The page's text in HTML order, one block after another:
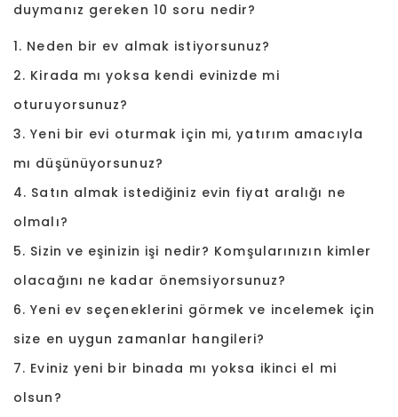
duymanız gereken 10 soru nedir?
1. Neden bir ev almak istiyorsunuz?
2. Kirada mı yoksa kendi evinizde mi
oturuyorsunuz?
3. Yeni bir evi oturmak için mi, yatırım amacıyla
mı düşünüyorsunuz?
4. Satın almak istediğiniz evin fiyat aralığı ne
olmalı?
5. Sizin ve eşinizin işi nedir? Komşularınızın kimler
olacağını ne kadar önemsiyorsunuz?
6. Yeni ev seçeneklerini görmek ve incelemek için
size en uygun zamanlar hangileri?
7. Eviniz yeni bir binada mı yoksa ikinci el mi
olsun?